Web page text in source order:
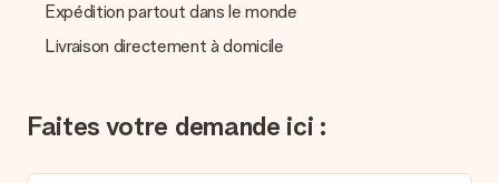
La facture est-elle envoyée avec le cadeau ?
Nous n’envoyons pas de facture avec le cadeau. Nous vous
l’envoyons par e-mail avec la confirmation de commande. Vous
envoyer directement le cadeau à l’heureux destinataire, pour
Expédition partout dans le monde
Livraison directement à domicile
Faites votre demande ici :